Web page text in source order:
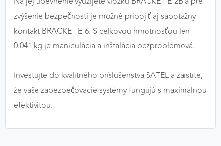
zvýšenie bezpečnosti je možné pripojiť aj sabotážny
kontakt BRACKET E-6. S celkovou hmotnosťou len
0.041 kg je manipulácia a inštalácia bezproblémová.
Investujte do kvalitného príslušenstva SATEL a zaistite,
že vaše zabezpečovacie systémy fungujú s maximálnou
efektivitou.